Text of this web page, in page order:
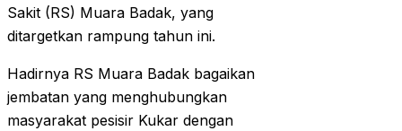
Sakit (RS) Muara Badak, yang
ditargetkan rampung tahun ini.
Hadirnya RS Muara Badak bagaikan
jembatan yang menghubungkan
masyarakat pesisir Kukar dengan